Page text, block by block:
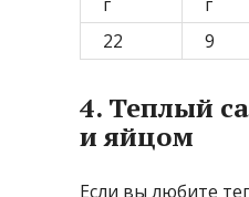
22 9
4. Теплый
и яйцом
Если вы любите